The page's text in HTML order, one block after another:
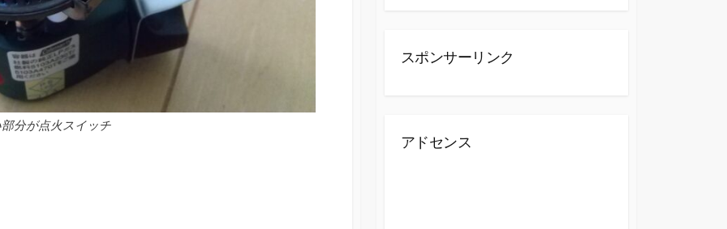
分が点火スイッチ
スポンサーリンク
アドセンス